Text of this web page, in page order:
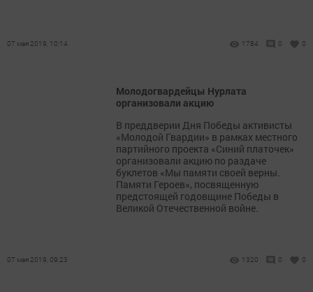
07 мая 2019, 10:14 1784 0 0
Молодогвардейцы Нурлата
организовали акцию
В преддверии Дня Победы активисты
«Молодой Гвардии» в рамках местного
партийного проекта «Синий платочек»
организовали акцию по раздаче
буклетов «Мы памяти своей верны.
Памяти Героев», посвященную
предстоящей годовщине Победы в
Великой Отечественной войне.
07 мая 2019, 09:23 1320 0 0